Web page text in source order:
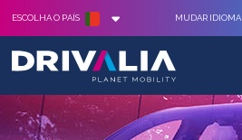
ESCOLHA O PAÍS MUDAR IDIOMA